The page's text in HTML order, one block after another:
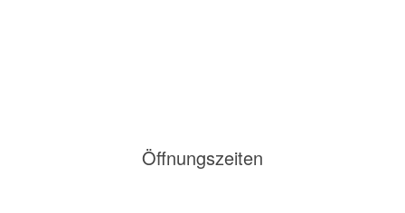
Öffnungszeiten